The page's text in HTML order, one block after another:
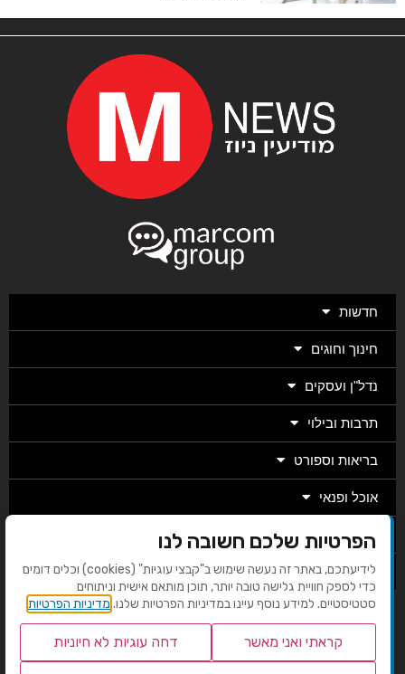
חדשות
חינוך וחוגים
נדל"ן ועסקים
תרבות ובילוי
בריאות וספורט
אוכל ופנאי
מגזין
מערכת
הפרטיות שלכם חשובה לנו
לידיעתכם, באתר זה נעשה שימוש ב"קבצי עוגיות" (cookies) וכלים דומים
כדי לספק חוויית גלישה טובה יותר, תוכן מותאם אישית וניתוחים
סטטיסטיים. למידע נוסף עיינו במדיניות הפרטיות שלנו. מדיניות הפרטיות
קראתי ואני מאשר דחה עוגיות לא חיוניות